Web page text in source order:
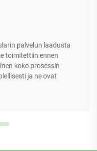
palvelun laadusta
toimitettiin ennen
koko prosessin
ja ne ovat